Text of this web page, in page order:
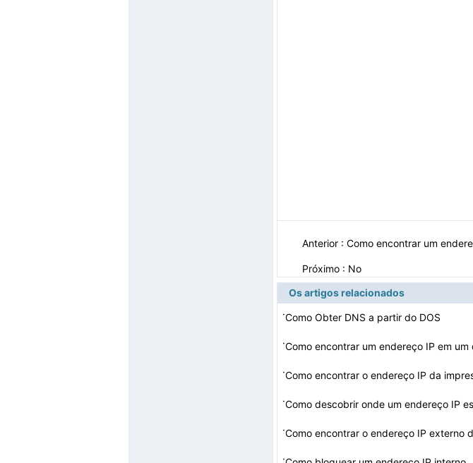
Anterior : Como encontrar um
Próximo : No
Os artigos relacionados
·Como Obter DNS a partir do DOS
·
·Como encontrar o endereço IP da
·Como descobrir onde um endereço IP
·Como encontrar o endereço IP externo
·